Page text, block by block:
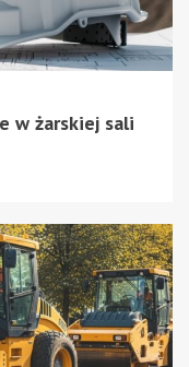
w żarskiej sali